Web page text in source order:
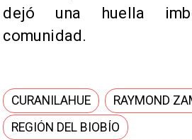
dejó una huella
comunidad.
CURANILAHUE
RAYMOND
REGIÓN DEL BIOBÍO